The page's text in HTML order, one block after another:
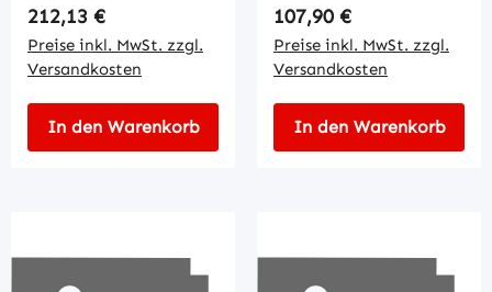
Regulärer Preis:
212,13 €
Preise inkl. MwSt. zzgl.
Versandkosten
In den Warenkorb
Regulärer Preis:
107,90 €
Preise inkl. MwSt. zzgl.
Versandkosten
In den Warenkorb